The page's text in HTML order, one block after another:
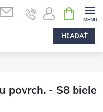
HĽADAŤ
KOŠÍK
povrch. - S8 biele